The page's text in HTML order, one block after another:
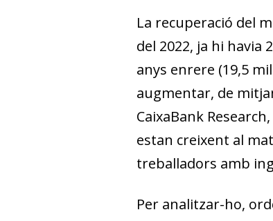
La recuperació del
del 2022, ja hi havia
anys enrere (19,5
augmentar, de
CaixaBank
estan creixent al
treballadors amb
Per analitzar-ho,